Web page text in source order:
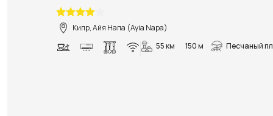
Кипр, Айя Напа (Ayia Napa)
55 км
150 м Песчаный